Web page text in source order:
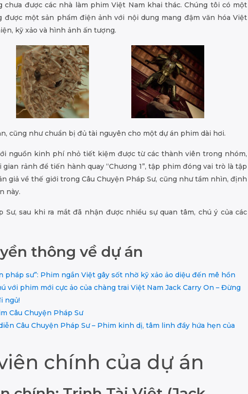
chưa được các nhà làm phim Việt Nam khai thác. Chúng tôi có một
được một sản phẩm điện ảnh với nội dung mang đậm văn hóa Việt
kỹ xảo và hình ảnh ấn tượng.
cũng như chuẩn bị đủ tài nguyên cho một dự án phim dài hơi.
nguồn kinh phí nhỏ tiết kiệm được từ các thành viên trong nhóm,
rảnh để tiến hành quay “Chương 1”, tập phim đóng vai trò là tập
giả về thế giới trong Câu Chuyện Pháp Sư, cũng như tầm nhìn, định
này.
Sư, sau khi ra mắt đã nhận được nhiều sự quan tâm, chú ý của các
thông về dự án
pháp sư”: Phim ngắn Việt gây sốt nhờ kỹ xảo ảo diệu đến mê hồn
với phim mới cực ảo của chàng trai Việt Nam Jack Carry On – Đừng
ngủ!
Câu Chuyện Pháp Sư
Câu Chuyện Pháp Sư – Phim kinh dị, tâm linh đầy hứa hẹn của
chính của dự án